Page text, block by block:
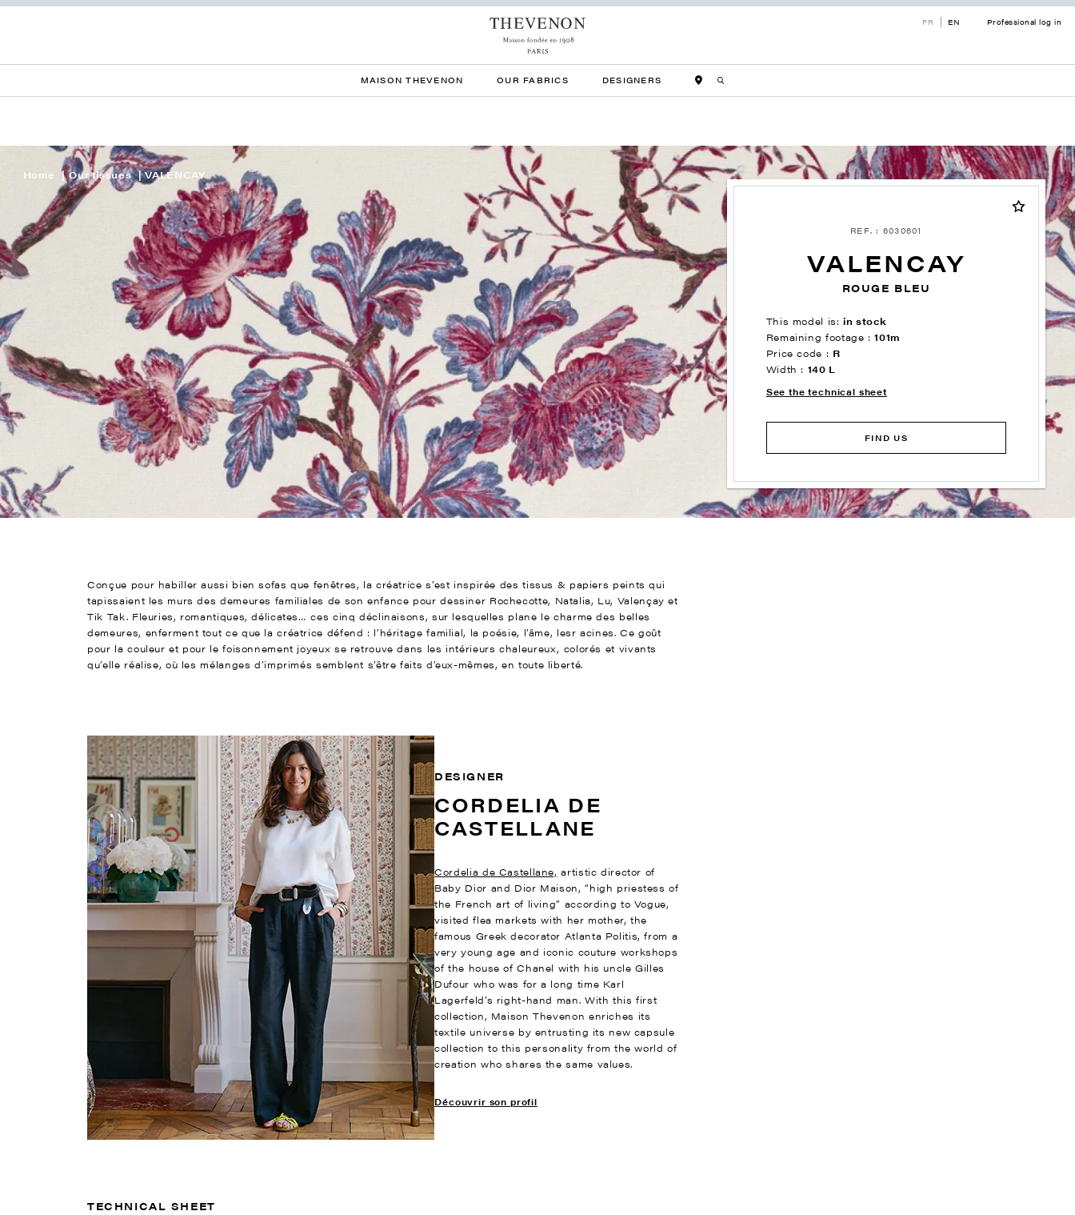
FR EN Professional log in
MAISON THEVENON OUR FABRICS DESIGNERS
Home Our tissues VALENCAY
REF. : 6030601
VALENCAY
ROUGE BLEU
This model is:in stock
Remaining footage :101m
Price code : R
Width : 140 L
See the technical sheet
FIND US
Conçue pour habiller aussi bien sofas que fenêtres, la créatrice s’est inspirée des tissus & papiers peints qui
tapissaient les murs des demeures familiales de son enfance pour dessiner Rochecotte, Natalia, Lu, Valençay et
Tik Tak. Fleuries, romantiques, délicates… ces cinq déclinaisons, sur lesquelles plane le charme des belles
demeures, enferment tout ce que la créatrice défend : l’héritage familial, la poésie, l’âme, lesr acines. Ce goût
pour la couleur et pour le foisonnement joyeux se retrouve dans les intérieurs chaleureux, colorés et vivants
qu’elle réalise, où les mélanges d’imprimés semblent s’être faits d’eux-mêmes, en toute liberté.
DESIGNER
CORDELIA DE
CASTELLANE
Cordelia de Castellane, artistic director of
Baby Dior and Dior Maison, “high priestess of
the French art of living” according to Vogue,
visited flea markets with her mother, the
famous Greek decorator Atlanta Politis, from a
very young age and iconic couture workshops
of the house of Chanel with his uncle Gilles
Dufour who was for a long time Karl
Lagerfeld’s right-hand man. With this first
collection, Maison Thevenon enriches its
textile universe by entrusting its new capsule
collection to this personality from the world of
creation who shares the same values.
Découvrir son profil
TECHNICAL SHEET